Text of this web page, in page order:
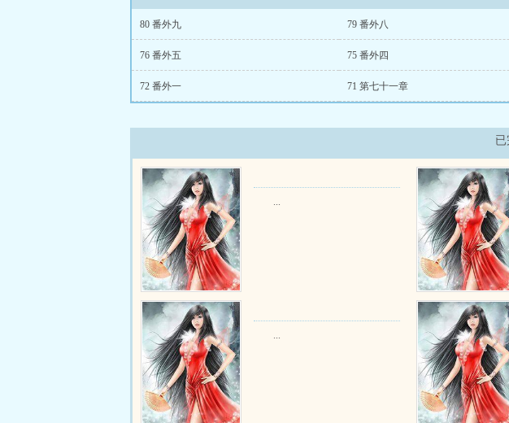
80 番外九 79 番外八
76 番外五 75 番外四
72 番外一 71 第七十一章
...
...